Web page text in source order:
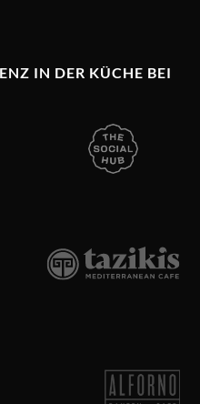
IN DER KÜCHE BEI